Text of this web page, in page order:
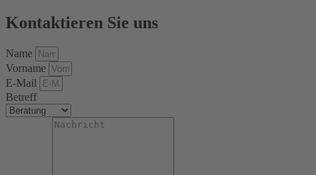
Kontaktieren Sie uns
Name
Vorname
E-Mail
Betreff